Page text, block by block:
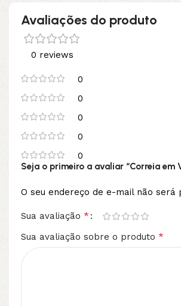
Avaliações do produto
0 reviews
0
0
0
0
0
Seja o primeiro a avaliar “Correia em
O seu endereço de e-mail não será
Sua avaliação *
Sua avaliação sobre o produto *